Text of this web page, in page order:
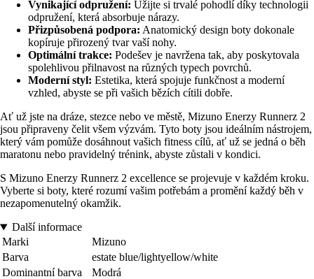
Vynikající odpružení: Užijte si trvalé pohodlí díky technologii
odpružení, která absorbuje nárazy.
Přizpůsobená podpora: Anatomický design boty dokonale
kopíruje přirozený tvar vaší nohy.
Optimální trakce: Podešev je navržena tak, aby poskytovala
spolehlivou přilnavost na různých typech povrchů.
Moderní styl: Estetika, která spojuje funkčnost a moderní
vzhled, abyste se při vašich bězích cítili dobře.
Ať už jste na dráze, stezce nebo ve městě, Mizuno Enerzy Runnerz 2
jsou připraveny čelit všem výzvám. Tyto boty jsou ideálním nástrojem,
který vám pomůže dosáhnout vašich fitness cílů, ať už se jedná o běh
maratonu nebo pravidelný trénink, abyste zůstali v kondici.
S Mizuno Enerzy Runnerz 2 excellence se projevuje v každém kroku.
Vyberte si boty, které rozumí vašim potřebám a promění každý běh v
nezapomenutelný okamžik.
Další informace
Marki
Mizuno
Barva
estate blue/lightyellow/white
Dominantní barva
Modrá